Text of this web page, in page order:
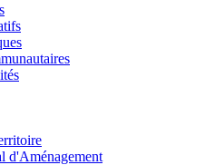
d'Aménagement